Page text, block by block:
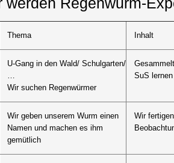
Thema Inhalt
U-Gang in den Wald/ Schulgarten/
…
Wir suchen Regenwürmer
SuS
Wir geben unserem Wurm einen
Namen und machen es ihm
gemütlich
Wir